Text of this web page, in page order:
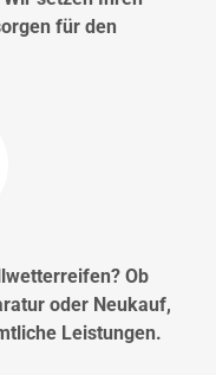
für den
Ob
oder Neukauf,
Leistungen.